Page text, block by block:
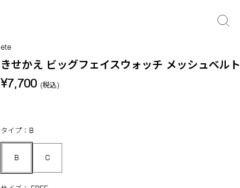
ete
きせかえ ビッグフェイスウォッチ メッシュベルト
¥7,700 (税込)
タイプ：B
B C